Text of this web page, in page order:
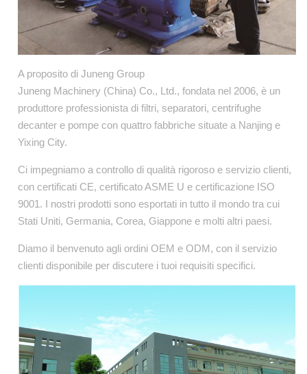
A proposito di Juneng Group
Juneng Machinery (China) Co., Ltd., fondata nel 2006, è un
produttore professionista di filtri, separatori, centrifughe
decanter e pompe con quattro fabbriche situate a Nanjing e
Yixing City.
Ci impegniamo a controllo di qualità rigoroso e servizio clienti,
con certificati CE, certificato ASME U e certificazione ISO
9001. I nostri prodotti sono esportati in tutto il mondo tra cui
Stati Uniti, Germania, Corea, Giappone e molti altri paesi.
Diamo il benvenuto agli ordini OEM e ODM, con il servizio
clienti disponibile per discutere i tuoi requisiti specifici.